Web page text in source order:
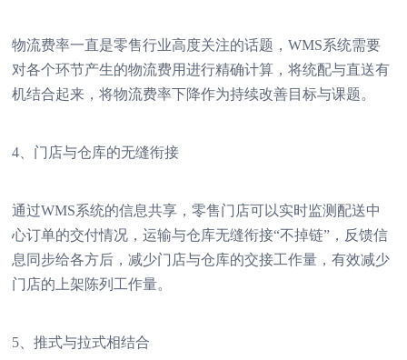
物流费率一直是零售行业高度关注的话题，WMS系统需要
对各个环节产生的物流费用进行精确计算，将统配与直送有
机结合起来，将物流费率下降作为持续改善目标与课题。
4、门店与仓库的无缝衔接
通过WMS系统的信息共享，零售门店可以实时监测配送中
心订单的交付情况，运输与仓库无缝衔接“不掉链”，反馈信
息同步给各方后，减少门店与仓库的交接工作量，有效减少
门店的上架陈列工作量。
5、推式与拉式相结合